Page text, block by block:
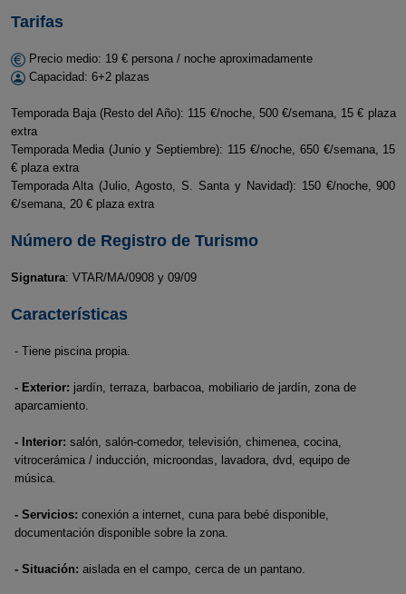
Tarifas
Precio medio: 19 € persona / noche aproximadamente
Capacidad: 6+2 plazas
Temporada Baja (Resto del Año): 115 €/noche, 500 €/semana, 15 € plaza
extra
Temporada Media (Junio y Septiembre): 115 €/noche, 650 €/semana, 15
€ plaza extra
Temporada Alta (Julio, Agosto, S. Santa y Navidad): 150 €/noche, 900
€/semana, 20 € plaza extra
Número de Registro de Turismo
Signatura: VTAR/MA/0908 y 09/09
Características
- Tiene piscina propia.
- Exterior: jardín, terraza, barbacoa, mobiliario de jardín, zona de
aparcamiento.
- Interior: salón, salón-comedor, televisión, chimenea, cocina,
vitrocerámica / inducción, microondas, lavadora, dvd, equipo de
música.
- Servicios: conexión a internet, cuna para bebé disponible,
documentación disponible sobre la zona.
- Situación: aislada en el campo, cerca de un pantano.